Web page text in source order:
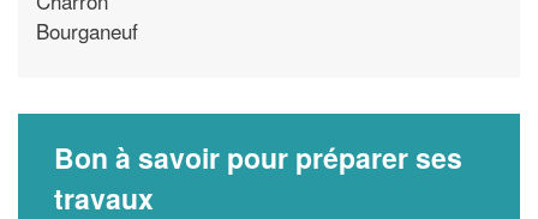
Bourganeuf
Bon à savoir pour préparer ses
travaux